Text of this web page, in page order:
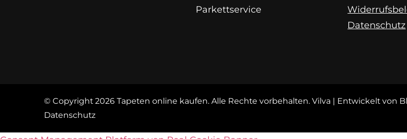
Parkettservice
Datenschutz
© Copyright 2026 Tapeten online kaufen. Alle Rechte vorbehalten. Vilva | Entwickelt von
Datenschutz